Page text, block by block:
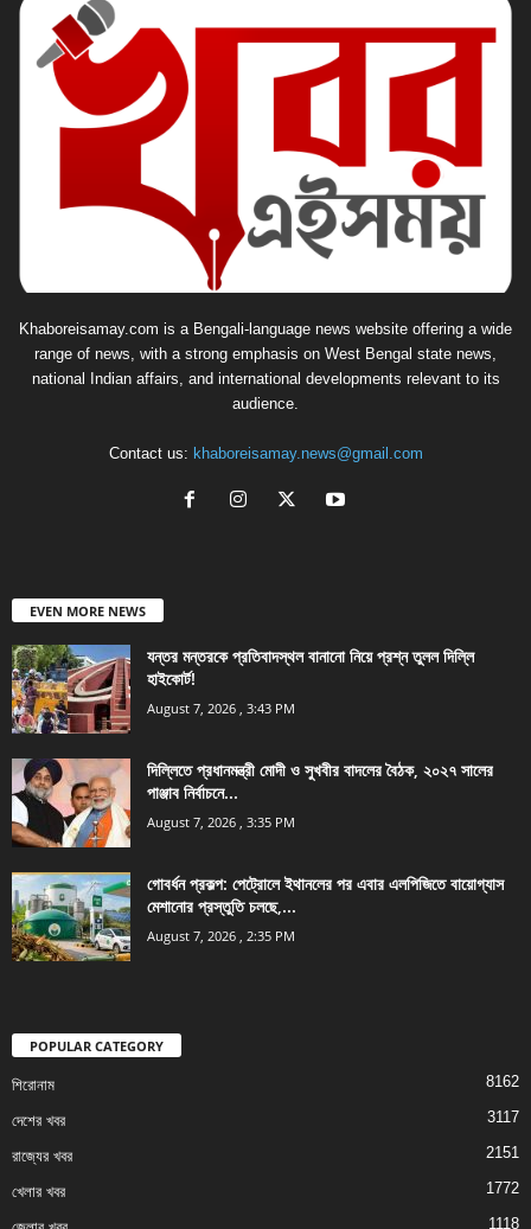
Khaboreisamay.com is a Bengali-language news website offering a wide
range of news, with a strong emphasis on West Bengal state news,
national Indian affairs, and international developments relevant to its
audience.
Contact us: khaboreisamay.news@gmail.com
EVEN MORE NEWS
যন্তর মন্তরকে প্রতিবাদস্থল বানানো নিয়ে প্রশ্ন তুলল দিল্লি
হাইকোর্ট!
August 7, 2026 , 3:43 PM
দিল্লিতে প্রধানমন্ত্রী মোদী ও সুখবীর বাদলের বৈঠক, ২০২৭ সালের
পাঞ্জাব নির্বাচনে...
August 7, 2026 , 3:35 PM
গোবর্ধন প্রকল্প: পেট্রোলে ইথানলের পর এবার এলপিজিতে বায়োগ্যাস
মেশানোর প্রস্তুতি চলছে,...
August 7, 2026 , 2:35 PM
POPULAR CATEGORY
শিরোনাম 8162
দেশের খবর 3117
রাজ্যের খবর 2151
খেলার খবর 1772
1118